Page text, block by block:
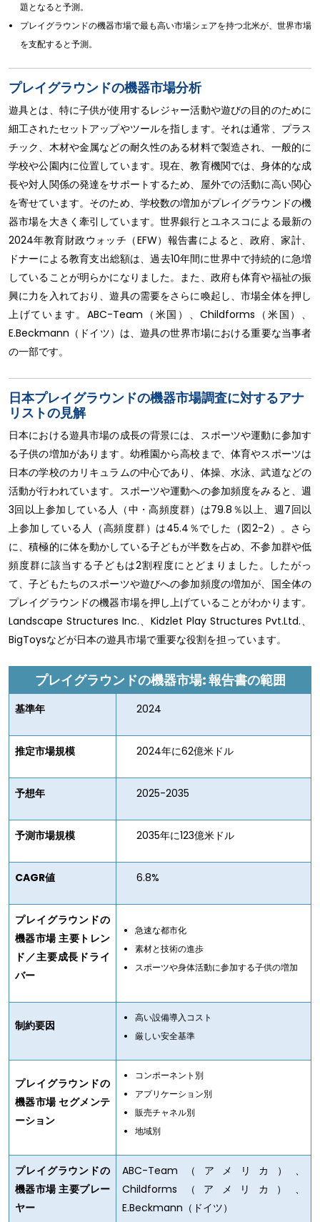
題となると予測。
プレイグラウンドの機器市場で最も高い市場シェアを持つ北米が、世界市場
を支配すると予測。
プレイグラウンドの機器市場分析
遊具とは、特に子供が使用するレジャー活動や遊びの目的のために
細工されたセットアップやツールを指します。それは通常、プラス
チック、木材や金属などの耐久性のある材料で製造され、一般的に
学校や公園内に位置しています。現在、教育機関では、身体的な成
長や対人関係の発達をサポートするため、屋外での活動に高い関心
を寄せています。そのため、学校数の増加がプレイグラウンドの機
器市場を大きく牽引しています。世界銀行とユネスコによる最新の
2024年教育財政ウォッチ（EFW）報告書によると、政府、家計、
ドナーによる教育支出総額は、過去10年間に世界中で持続的に急増
していることが明らかになりました。また、政府も体育や福祉の振
興に力を入れており、遊具の需要をさらに喚起し、市場全体を押し
上げています。ABC-Team（米国）、Childforms（米国）、
E.Beckmann（ドイツ）は、遊具の世界市場における重要な当事者
の一部です。
日本プレイグラウンドの機器市場調査に対するアナ
リストの見解
日本における遊具市場の成長の背景には、スポーツや運動に参加す
る子供の増加があります。幼稚園から高校まで、体育やスポーツは
日本の学校のカリキュラムの中心であり、体操、水泳、武道などの
活動が行われています。スポーツや運動への参加頻度をみると、週
3回以上参加している人（中・高頻度群）は79.8％以上、週7回以
上参加している人（高頻度群）は45.4％でした（図2-2）。さら
に、積極的に体を動かしている子どもが半数を占め、不参加群や低
頻度群に該当する子どもは2割程度にとどまりました。したがっ
て、子どもたちのスポーツや遊びへの参加頻度の増加が、国全体の
プレイグラウンドの機器市場を押し上げていることがわかります。
Landscape Structures Inc.、Kidzlet Play Structures Pvt.Ltd.、
BigToysなどが日本の遊具市場で重要な役割を担っています。
プレイグラウンドの機器市場: 報告書の範囲
基準年 2024
推定市場規模 2024年に62億米ドル
予想年 2025-2035
予測市場規模 2035年に123億米ドル
CAGR値 6.8%
プレイグラウンドの
機器市場 主要トレン
ド／主要成長ドライ
バー
急速な都市化
素材と技術の進歩
スポーツや身体活動に参加する子供の増加
制約要因
高い設備導入コスト
厳しい安全基準
プレイグラウンドの
機器市場 セグメンテ
ーション
コンポーネント別
アプリケーション別
販売チャネル別
地域別
プレイグラウンドの
機器市場 主要プレー
ヤー
ABC-Team（アメリカ）、
Childforms（アメリカ）、
E.Beckmann（ドイツ）